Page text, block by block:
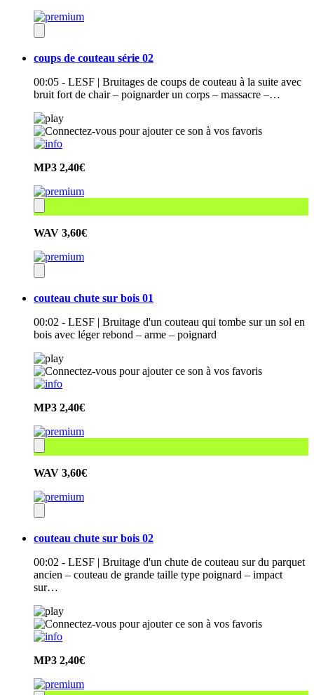
coups de couteau série 02
00:05 - LESF | Bruitages de coups de couteau à la suite avec
bruit fort de chair – poignarder un corps – massacre –…
MP3 2,40€
WAV 3,60€
couteau chute sur bois 01
00:02 - LESF | Bruitage d'un couteau qui tombe sur un sol en
bois avec léger rebond – arme – poignard
MP3 2,40€
WAV 3,60€
couteau chute sur bois 02
00:02 - LESF | Bruitage d'un chute de couteau sur du parquet
ancien – couteau de grande taille type poignard – impact
sur…
MP3 2,40€